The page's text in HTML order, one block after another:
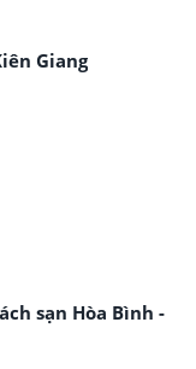
Giang
sạn Hòa Bình -